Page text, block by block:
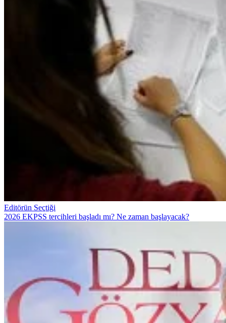
Editörün Seçtiği
2026 EKPSS tercihleri başladı mı? Ne zaman başlayacak?